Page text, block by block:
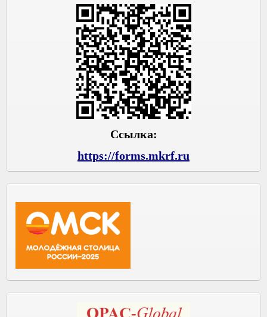
Ссылка:
https://forms.mkrf.ru